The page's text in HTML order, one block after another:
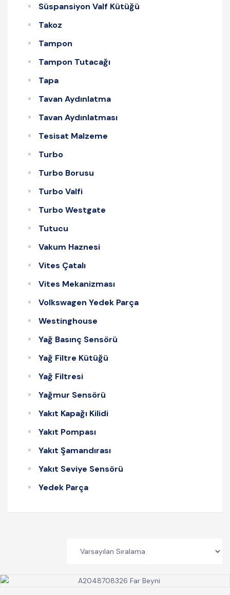
Süspansiyon Valf Kütüğü
Takoz
Tampon
Tampon Tutacağı
Tapa
Tavan Aydınlatma
Tavan Aydınlatması
Tesisat Malzeme
Turbo
Turbo Borusu
Turbo Valfi
Turbo Westgate
Tutucu
Vakum Haznesi
Vites Çatalı
Vites Mekanizması
Volkswagen Yedek Parça
Westinghouse
Yağ Basınç Sensörü
Yağ Filtre Kütüğü
Yağ Filtresi
Yağmur Sensörü
Yakıt Kapağı Kilidi
Yakıt Pompası
Yakıt Şamandırası
Yakıt Seviye Sensörü
Yedek Parça